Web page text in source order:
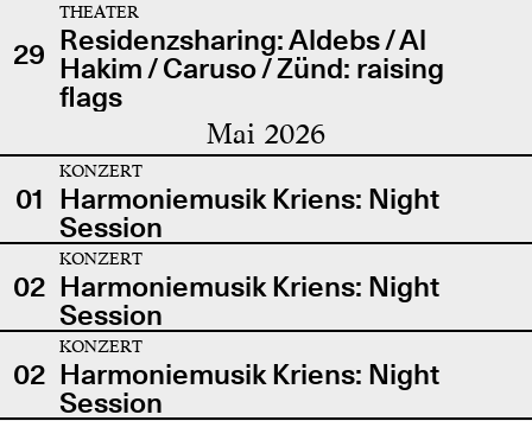
29
THEATER
Residenzsharing: Aldebs / Al
Hakim / Caruso / Zünd: raising
flags
Mai 2026
01
KONZERT
Harmoniemusik Kriens: Night
Session
02
KONZERT
Harmoniemusik Kriens: Night
Session
02
KONZERT
Harmoniemusik Kriens: Night
Session